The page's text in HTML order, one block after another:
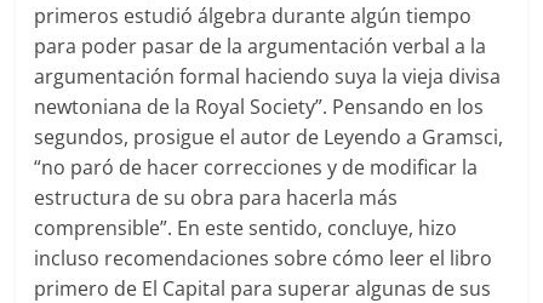
primeros estudió álgebra durante algún tiempo
para poder pasar de la argumentación verbal a la
argumentación formal haciendo suya la vieja divisa
newtoniana de la Royal Society”. Pensando en los
segundos, prosigue el autor de Leyendo a Gramsci,
“no paró de hacer correcciones y de modificar la
estructura de su obra para hacerla más
comprensible”. En este sentido, concluye, hizo
incluso recomendaciones sobre cómo leer el libro
primero de El Capital para superar algunas de sus